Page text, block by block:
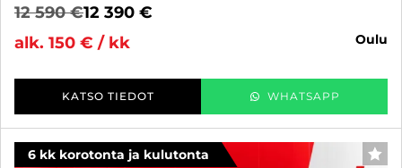
12 590 €12 390 €
alk. 150 € / kk
oulu
KATSO TIEDOT WHATSAPP
6 kk korotonta ja kulutonta